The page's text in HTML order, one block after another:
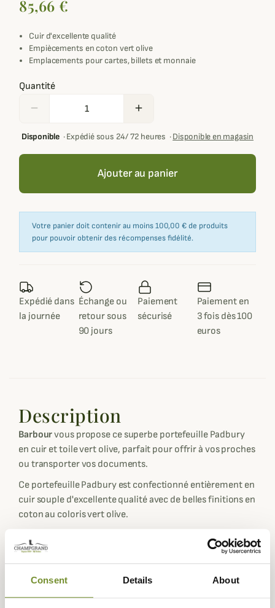
Consent Details About
85,66 €
Cuir d'excellente qualité
Empiècements en coton vert olive
Emplacements pour cartes, billets et monnaie
Quantité
remove add
Disponible·Expédié sous 24/ 72 heures ·Disponible en magasin
Ajouter au panier
Votre panier doit contenir au moins 100,00 € de produits
pour pouvoir obtenir des récompenses fidélité.
Expédié dans
la journée
Échange ou
retour sous
90 jours
Paiement
sécurisé
Paiement en
3 fois dès 100
euros
Description
Barbourvous propose ce superbe portefeuille Padbury
en cuir et toile vert olive, parfait pour offrir à vos proches
ou transporter vos documents.
Ce portefeuille Padbury est confectionné entièrement en
cuir souple d'excellente qualité avec de belles finitions en
coton au coloris vert olive.
Une fois ouvert vous pourrez y découvrir un espace de
rangement pour vos billets, des rangements pour cartes
ainsi qu'une poche pour y glisser votre monnaie en toute
sécurité.
Le logo Barbour est griffé sur le cuir pour une touche